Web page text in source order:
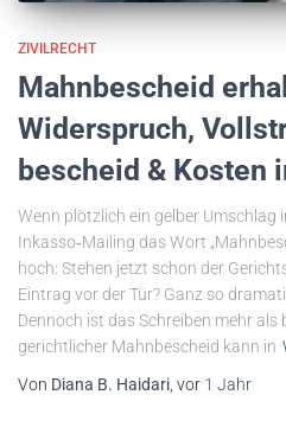
ZIVILRECHT
Mahnbescheid
Widerspruch,
bescheid & Kosten
Wenn plötzlich ein gelber Umschlag
Inkasso‐Mailing das Wort
hoch: Stehen jetzt schon der
Eintrag vor der Tür? Ganz so
Dennoch ist das Schreiben mehr als
gerichtlicher Mahnbescheid kann in
Von Diana B. Haidari , vor 1 Jahr